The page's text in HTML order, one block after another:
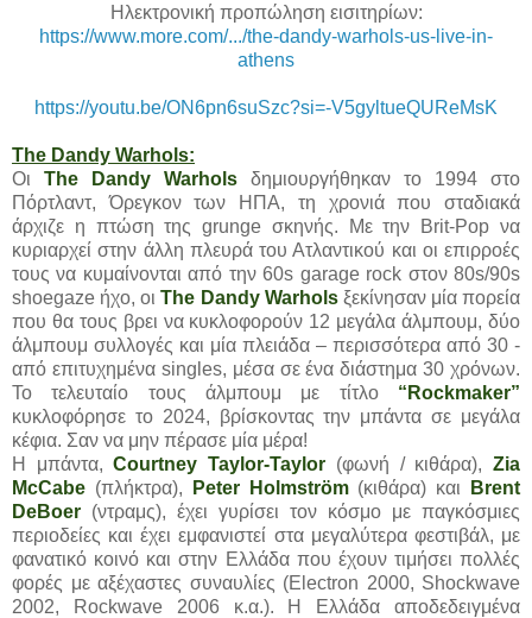
Ηλεκτρονική προπώληση εισιτηρίων:
https://www.more.com/.../the-dandy-warhols-us-live-in-
athens
https://youtu.be/ON6pn6suSzc?si=-V5gyltueQUReMsK
The Dandy Warhols:
Οι The Dandy Warhols δημιουργήθηκαν το 1994 στο
Πόρτλαντ, Όρεγκον των ΗΠΑ, τη χρονιά που σταδιακά
άρχιζε η πτώση της grunge σκηνής. Με την Brit-Pop να
κυριαρχεί στην άλλη πλευρά του Ατλαντικού και οι επιρροές
τους να κυμαίνονται από την 60s garage rock στον 80s/90s
shoegaze ήχο, οιThe Dandy Warholsξεκίνησαν μία πορεία
που θα τους βρει να κυκλοφορούν 12 μεγάλα άλμπουμ, δύο
άλμπουμ συλλογές και μία πλειάδα – περισσότερα από 30 -
από επιτυχημένα singles, μέσα σε ένα διάστημα 30 χρόνων.
Το τελευταίο τους άλμπουμ με τίτλο “Rockmaker”
κυκλοφόρησε το 2024, βρίσκοντας την μπάντα σε μεγάλα
κέφια. Σαν να μην πέρασε μία μέρα!
Η μπάντα,Courtney Taylor-Taylor (φωνή / κιθάρα),Zia
McCabe (πλήκτρα), Peter Holmström(κιθάρα) και
Brent
DeBoer (ντραμς), έχει γυρίσει τον κόσμο με παγκόσμιες
περιοδείες και έχει εμφανιστεί στα μεγαλύτερα φεστιβάλ, με
φανατικό κοινό και στην Ελλάδα που έχουν τιμήσει πολλές
φορές με αξέχαστες συναυλίες (Electron 2000, Shockwave
2002, Rockwave 2006 κ.α.). Η Ελλάδα αποδεδειγμένα